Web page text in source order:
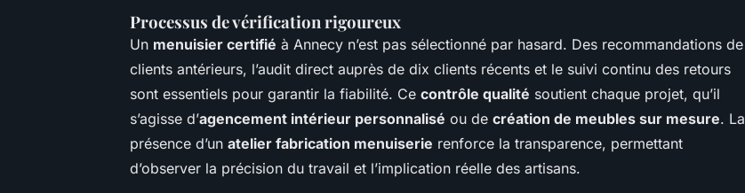
Processus de vérification rigoureux
Un menuisier certifié à Annecy n’est pas sélectionné par hasard. Des recommandations de
clients antérieurs, l’audit direct auprès de dix clients récents et le suivi continu des retours
sont essentiels pour garantir la fiabilité. Ce contrôle qualité soutient chaque projet, qu’il
s’agisse d’agencement intérieur personnalisé ou de création de meubles sur mesure. La
présence d’un atelier fabrication menuiserie renforce la transparence, permettant
d’observer la précision du travail et l’implication réelle des artisans.